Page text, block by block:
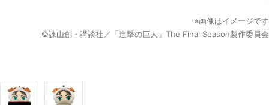
※画像はイメージです
©諫山創・講談社／「進撃の巨人」The Final Season製作委員会